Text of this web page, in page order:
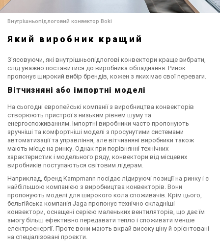
Внутрішньопідлоговий конвектор Boki
Який виробник кращий
З'ясовуючи, які внутрішньопідлогові конвектори краще вибрати,
слід уважно поставитися до виробника обладнання. Ринок
пропонує широкий вибір брендів, кожен з яких має свої переваги.
Вітчизняні або імпортні моделі
На сьогодні європейські компанії з виробництва конвекторів
створюють пристрої з низьким рівнем шуму та
енергоспоживанням. Імпортні виробники часто пропонують
зручніші та комфортніші моделі з просунутими системами
автоматизації та управління, але вітчизняні виробники також
мають місце на ринку. Однак при порівнянні технічних
характеристик і модельного ряду, конвектори від місцевих
виробників поступаються світовим лідерам.
Наприклад, бренд Kampmann посідає лідируючі позиції на ринку і є
найбільшою компанією з виробництва конвекторів. Вони
пропонують моделі для широкого кола споживачів. Крім цього,
бельгійська компанія Jaga пропонує технічно складніші
конвектори, оснащені серією маленьких вентиляторів, що дає їм
змогу більш ефективно передавати тепло і споживати менше
електроенергії. Проте вони мають вкрай високу ціну й орієнтовані
на спеціалізовані проєкти.